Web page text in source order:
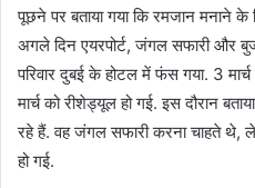
पूछने पर बताया गया कि रमजान मनाने के
अगले दिन एयरपोर्ट, जंगल सफारी और
परिवार दुबई के होटल में फंस गया. 3
मार्च को रीशेड्यूल हो गई. इस दौरान
रहे हैं. वह जंगल सफारी करना चाहते थे,
हो गई.